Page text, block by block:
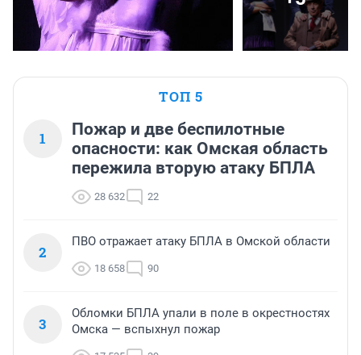
ТОП 5
1
Пожар и две беспилотные
опасности: как Омская область
пережила вторую атаку БПЛА
28 632 22
2
ПВО отражает атаку БПЛА в Омской области
18 658 90
3
Обломки БПЛА упали в поле в окрестностях
Омска — вспыхнул пожар